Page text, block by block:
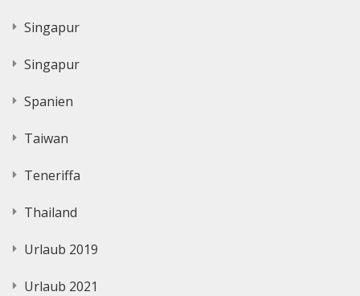
Singapur
Singapur
Spanien
Taiwan
Teneriffa
Thailand
Urlaub 2019
Urlaub 2021